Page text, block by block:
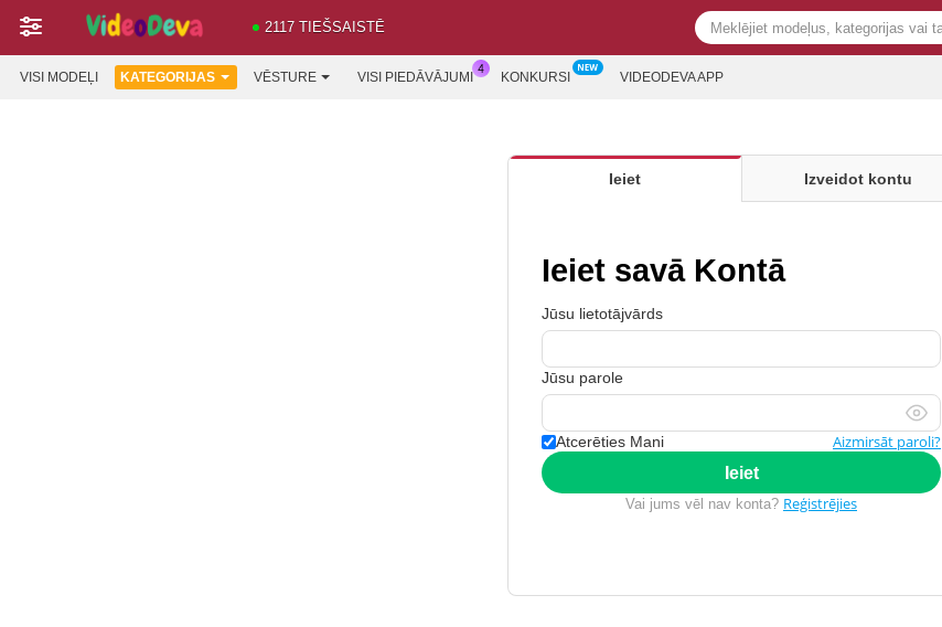
2117 TIEŠSAISTĒ
VISI MODEĻI KATEGORIJAS VĒSTURE VISI PIEDĀVĀJUMI KONKURSI VIDEODEVA APP
Ieiet Izveidot kontu
Ieiet savā Kontā
Jūsu lietotājvārds
Jūsu parole
Atcerēties Mani Aizmirsāt paroli?
Ieiet
Vai jums vēl nav konta? Reģistrējies